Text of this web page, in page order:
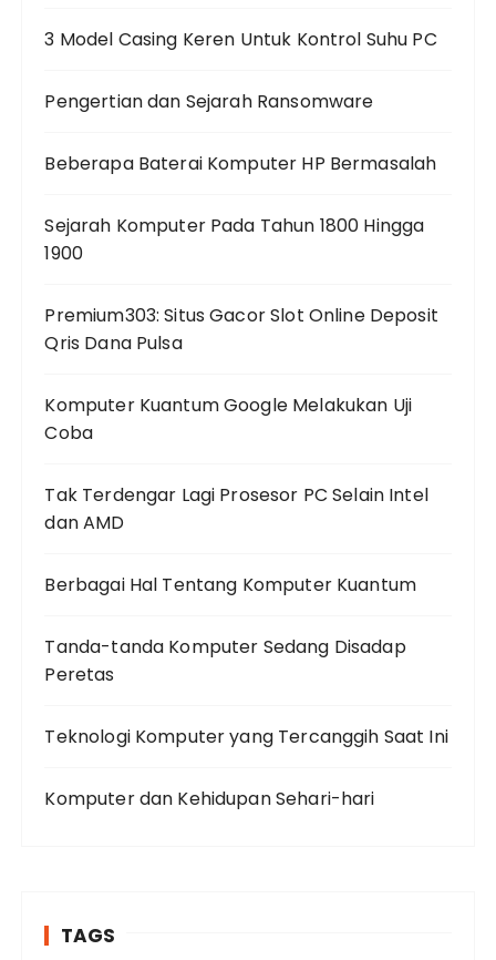
3 Model Casing Keren Untuk Kontrol Suhu PC
Pengertian dan Sejarah Ransomware
Beberapa Baterai Komputer HP Bermasalah
Sejarah Komputer Pada Tahun 1800 Hingga
1900
Premium303: Situs Gacor Slot Online Deposit
Qris Dana Pulsa
Komputer Kuantum Google Melakukan Uji
Coba
Tak Terdengar Lagi Prosesor PC Selain Intel
dan AMD
Berbagai Hal Tentang Komputer Kuantum
Tanda-tanda Komputer Sedang Disadap
Peretas
Teknologi Komputer yang Tercanggih Saat Ini
Komputer dan Kehidupan Sehari-hari
TAGS